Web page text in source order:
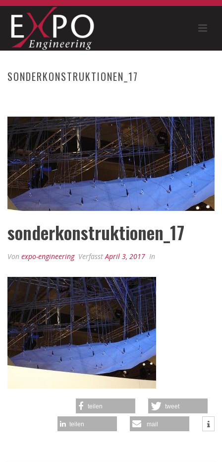
SONDERKONSTRUKTIONEN_17
sonderkonstruktionen_17
Von expo-engineering Verfasst April 3, 2017 In
teilen tweet
teilen mail